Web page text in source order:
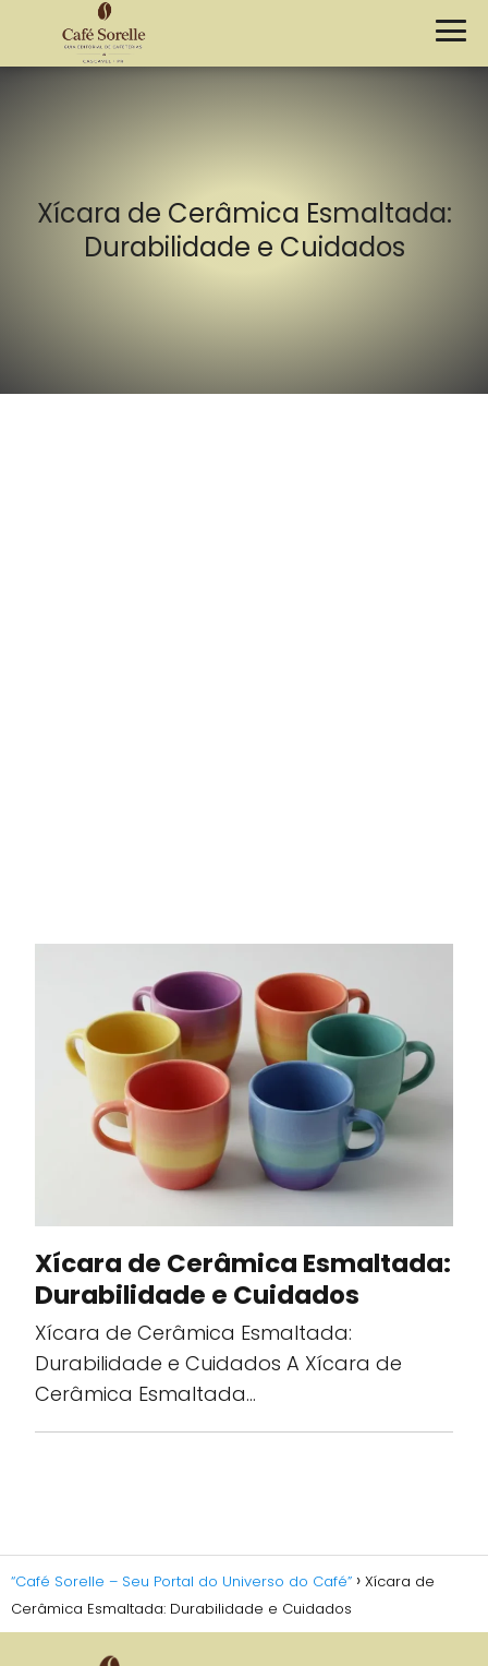
Xícara de Cerâmica Esmaltada:
Durabilidade e Cuidados
Xícara de Cerâmica Esmaltada:
Durabilidade e Cuidados
Xícara de Cerâmica Esmaltada:
Durabilidade e Cuidados A Xícara de
Cerâmica Esmaltada…
“Café Sorelle – Seu Portal do Universo do Café”
Xícara de
Cerâmica Esmaltada: Durabilidade e Cuidados